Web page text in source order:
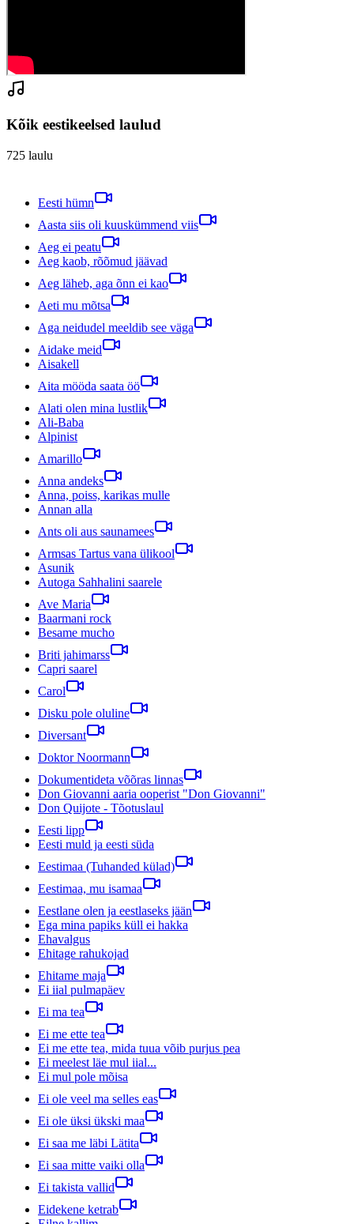
Kõik eestikeelsed laulud
725 laulu
Eesti hümn
Aasta siis oli kuuskümmend viis
Aeg ei peatu
Aeg kaob, rõõmud jäävad
Aeg läheb, aga õnn ei kao
Aeti mu mõtsa
Aga neidudel meeldib see väga
Aidake meid
Aisakell
Aita mööda saata öö
Alati olen mina lustlik
Ali-Baba
Alpinist
Amarillo
Anna andeks
Anna, poiss, karikas mulle
Annan alla
Ants oli aus saunamees
Armsas Tartus vana ülikool
Asunik
Autoga Sahhalini saarele
Ave Maria
Baarmani rock
Besame mucho
Briti jahimarss
Capri saarel
Carol
Disku pole oluline
Diversant
Doktor Noormann
Dokumentideta võõras linnas
Don Giovanni aaria ooperist "Don Giovanni"
Don Quijote - Tõotuslaul
Eesti lipp
Eesti muld ja eesti süda
Eestimaa (Tuhanded külad)
Eestimaa, mu isamaa
Eestlane olen ja eestlaseks jään
Ega mina papiks küll ei hakka
Ehavalgus
Ehitage rahukojad
Ehitame maja
Ei iial pulmapäev
Ei ma tea
Ei me ette tea
Ei me ette tea, mida tuua võib purjus pea
Ei meelest läe mul iial...
Ei mul pole mõisa
Ei ole veel ma selles eas
Ei ole üksi ükski maa
Ei saa me läbi Lätita
Ei saa mitte vaiki olla
Ei takista vallid
Eidekene ketrab